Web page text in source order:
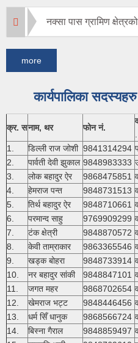
नक्सा पास ग्रामिण
more
कार्यपालिका सदस्यहरु
क्र. सनाम, थर फोन नं.
1.
डिल्ली राज जोशी 9841314294
2.
पार्वती देवी झुकाल 9848983333
3.
लोक बहादुर ऐर 9868475851
4.
हेमराज पन्त 9848731513
5.
तिर्थ बहादुर ऐर 9848710661
6.
परमान्द साहु 9769909299
7.
टंक क्षेत्री 9848870572
8.
केवी ताम्राकार 9863365546
9.
खड्क बोहरा 9848733914
10.
नर बहादुर सांकी 9848847101
11.
जगत महर 9868702654
12.
खेमराज भट्ट 9848446456
13.
धर्म सिँ धानुक 9868566724
14.
बिस्ना गैराल 9848859497